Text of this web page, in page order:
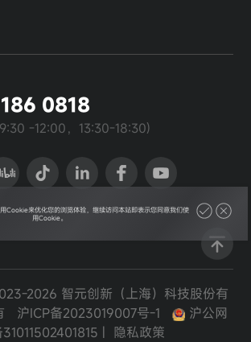
Cookie来优化您的浏览体验，继续访问本站即表示您同意我们使
用Cookie。
0818
-12:00，13:30-18:30)
2026 智元创新（上海）科技股份有
沪ICP备2023019007号-1
沪公网
| 隐私政策